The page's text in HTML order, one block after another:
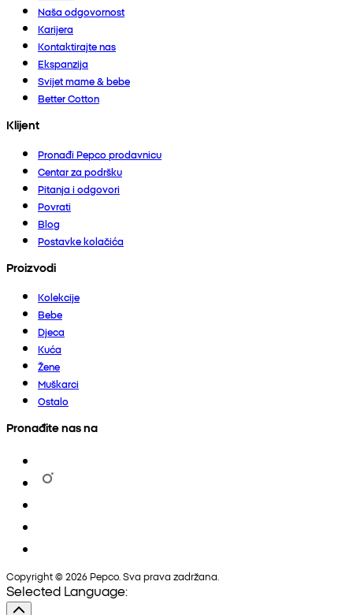
Naša odgovornost
Karijera
Kontaktirajte nas
Ekspanzija
Svijet mame & bebe
Better Cotton
Klijent
Pronađi Pepco prodavnicu
Centar za podršku
Pitanja i odgovori
Povrati
Blog
Postavke kolačića
Proizvodi
Kolekcije
Bebe
Djeca
Kuća
Žene
Muškarci
Ostalo
Pronađite nas na
Copyright © 2026 Pepco. Sva prava zadržana.
Selected Language: